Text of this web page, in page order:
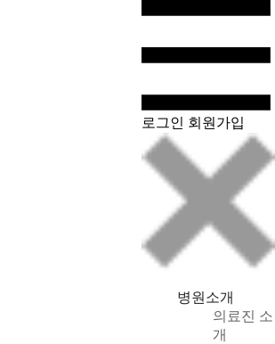
로그인 회원가입
병원소개
의료진 소
개